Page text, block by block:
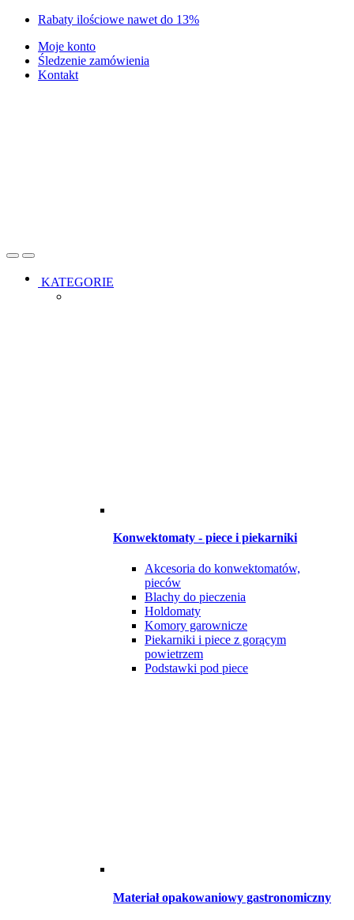
Skip
navigation
Skip
content
Rabaty ilościowe nawet do 13%
Moje konto
Śledzenie zamówienia
Kontakt
OpenClose
KATEGORIE
Konwektomaty - piece i piekarniki
Akcesoria do konwektomatów,
pieców
Blachy do pieczenia
Holdomaty
Komory garownicze
Piekarniki i piece z gorącym
powietrzem
Podstawki pod piece
Materiał opakowaniowy gastronomiczny